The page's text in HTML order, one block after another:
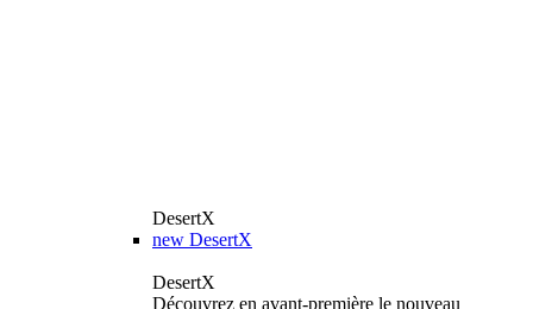
DesertX
new DesertX
DesertX
Découvrez en avant-première le nouveau